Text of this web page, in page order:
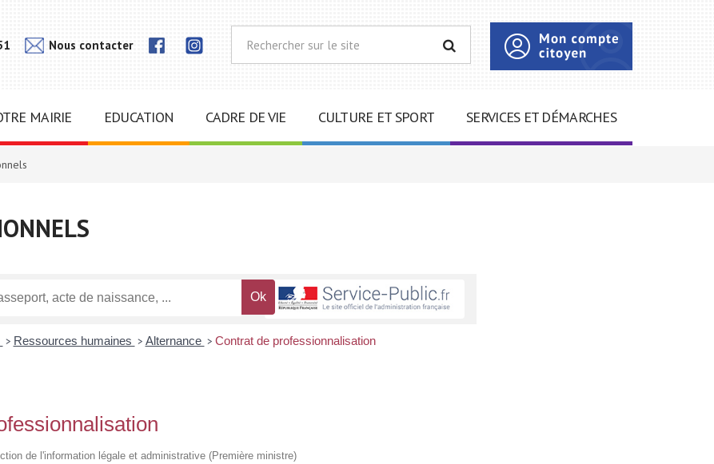
Nous contacter
Lien
Facebook
RECHERCHER
MAIRIE EDUCATION CADRE DE VIE CULTURE ET SPORT SERVICES ET DÉMARCHES
> Ressources humaines > Alternance > Contrat de professionnalisation
de l'information légale et administrative (Première ministre)